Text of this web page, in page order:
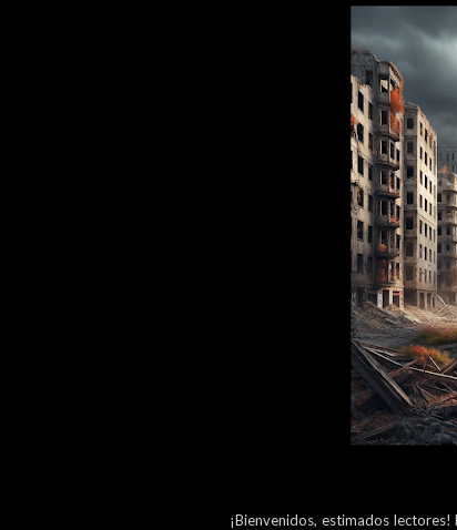
¡Bienvenidos, estimados